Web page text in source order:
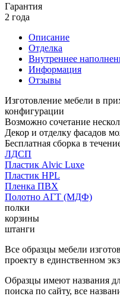
Гарантия
2 года
Описание
Отделка
Внутреннее
Информация
Отзывы
Изготовление мебели в
конфигурации
Возможно сочетание
Декор и отделку фасадов
Бесплатная сборка в
ЛДСП
Пластик Alvic Luxe
Пластик HPL
Пленка ПВХ
Полотно АГТ (МДФ)
полки
корзины
штанги
Все образцы мебели
проекту в единственном
Образцы имеют названия
поиска по сайту, все